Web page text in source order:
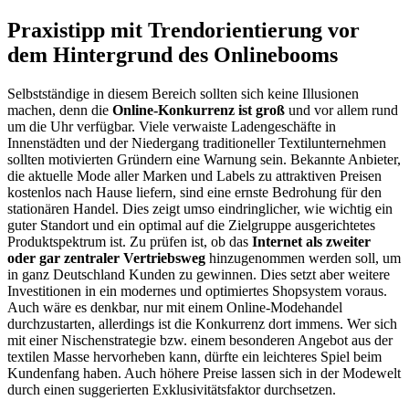
Praxistipp mit Trendorientierung vor
dem Hintergrund des Onlinebooms
Selbstständige in diesem Bereich sollten sich keine Illusionen
machen, denn die Online-Konkurrenz ist groß und vor allem rund
um die Uhr verfügbar. Viele verwaiste Ladengeschäfte in
Innenstädten und der Niedergang traditioneller Textilunternehmen
sollten motivierten Gründern eine Warnung sein. Bekannte Anbieter,
die aktuelle Mode aller Marken und Labels zu attraktiven Preisen
kostenlos nach Hause liefern, sind eine ernste Bedrohung für den
stationären Handel. Dies zeigt umso eindringlicher, wie wichtig ein
guter Standort und ein optimal auf die Zielgruppe ausgerichtetes
Produktspektrum ist. Zu prüfen ist, ob das Internet als zweiter
oder gar zentraler Vertriebsweg hinzugenommen werden soll, um
in ganz Deutschland Kunden zu gewinnen. Dies setzt aber weitere
Investitionen in ein modernes und optimiertes Shopsystem voraus.
Auch wäre es denkbar, nur mit einem Online-Modehandel
durchzustarten, allerdings ist die Konkurrenz dort immens. Wer sich
mit einer Nischenstrategie bzw. einem besonderen Angebot aus der
textilen Masse hervorheben kann, dürfte ein leichteres Spiel beim
Kundenfang haben. Auch höhere Preise lassen sich in der Modewelt
durch einen suggerierten Exklusivitätsfaktor durchsetzen.